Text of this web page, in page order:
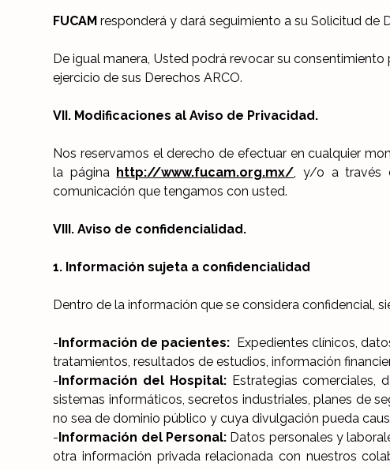
FUCAM responderá y dará seguimiento a su Solicitud de
De igual manera, Usted podrá revocar su
ejercicio de sus Derechos ARCO.
VII. Modificaciones al Aviso de Privacidad.
Nos reservamos el derecho de efectuar en cualquier
la página http://www.fucam.org.mx/, y/o a través
comunicación que tengamos con usted.
VIII. Aviso de confidencialidad.
1. Información sujeta a confidencialidad
Dentro de la información que se considera confidencial,
-Información de pacientes: Expedientes clínicos,
tratamientos, resultados de estudios, información
-Información del Hospital:Estrategias comerciales,
sistemas informáticos, secretos industriales, planes de
no sea de dominio público y cuya divulgación pueda
-Información del Personal:Datos personales y
otra información privada relacionada con nuestros